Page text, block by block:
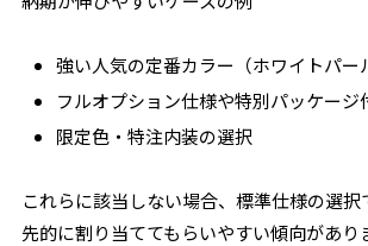
強い人気の定番カラー（ホワイトパー
フルオプション仕様や特別パッケージ
限定色・特注内装の選択
これらに該当しない場合、標準仕様の選
先的に割り当ててもらいやすい傾向があり